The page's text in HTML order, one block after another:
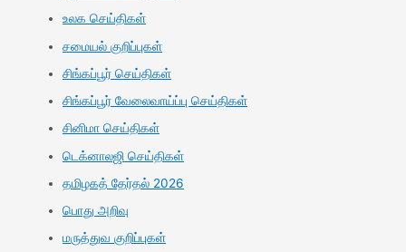
உலக செய்திகள்
சமையல் குறிப்புகள்
சிங்கப்பூர் செய்திகள்
சிங்கப்பூர் வேலைவாய்ப்பு செய்திகள்
சினிமா செய்திகள்
டெக்னாலஜி செய்திகள்
தமிழகத் தேர்தல் 2026
பொது அறிவு
மருத்துவ குறிப்புகள்